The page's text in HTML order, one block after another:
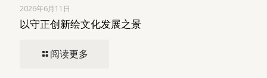
2026年6月11日
以守正创新绘文化发展之景
阅读更多